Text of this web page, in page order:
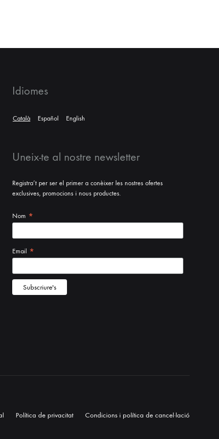
Idiomes
Català Español English
Uneix-te al nostre newsletter
Registra’t per ser el primer a conèixer les nostres ofertes
exclusives, promocions i nous productes.
Política de privacitat Condicions i política de cancel·lació